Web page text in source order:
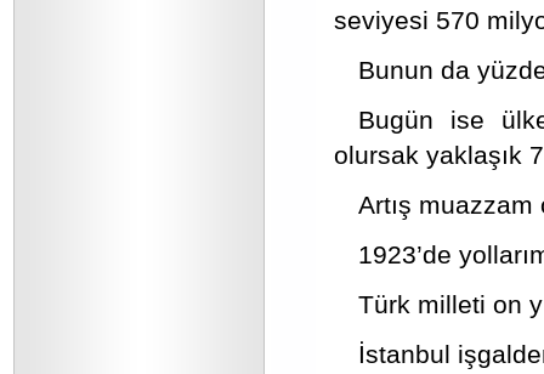
seviyesi 570
Bunun da
Bugün ise
olursak yaklaşık
Artış muazzam
1923’de
Türk milleti on
İstanbul